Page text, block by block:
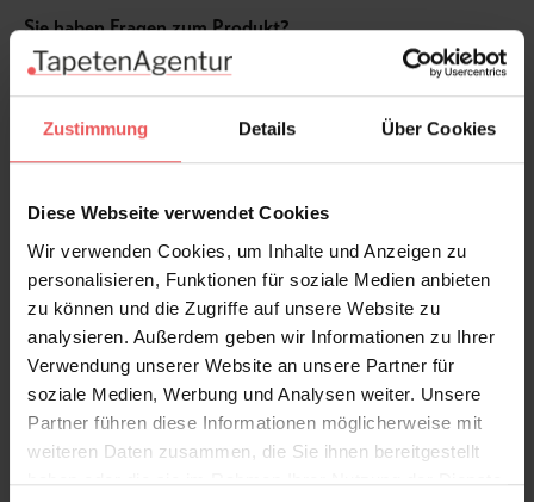
Zustimmung Details Über Cookies
Diese Webseite verwendet Cookies
Wir verwenden Cookies, um Inhalte und Anzeigen zu
personalisieren, Funktionen für soziale Medien anbieten
zu können und die Zugriffe auf unsere Website zu
analysieren. Außerdem geben wir Informationen zu Ihrer
Verwendung unserer Website an unsere Partner für
soziale Medien, Werbung und Analysen weiter. Unsere
Partner führen diese Informationen möglicherweise mit
weiteren Daten zusammen, die Sie ihnen bereitgestellt
haben oder die sie im Rahmen Ihrer Nutzung der Dienste
Sie haben Fragen zum Produkt?
Frage stellen
+49 (0)221 932 81 82